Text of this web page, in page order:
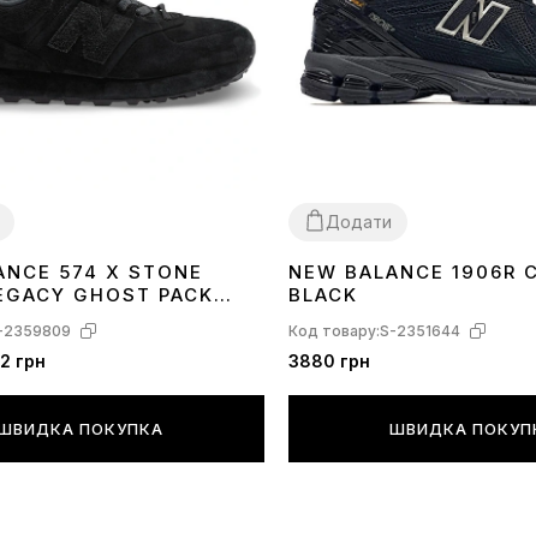
574 X STONE
GHOST PACK
U574BTN1
2359809
грн
ПОКУПКА
Додати
41
NEW BALANCE 1906R
BLACK
Код товару:S-2351644
3880 грн
ШВИДКА